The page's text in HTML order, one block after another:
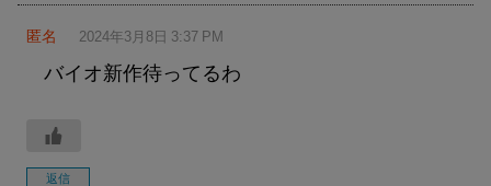
匿名 2024年3月8日 3:37 PM
バイオ新作待ってるわ
返信